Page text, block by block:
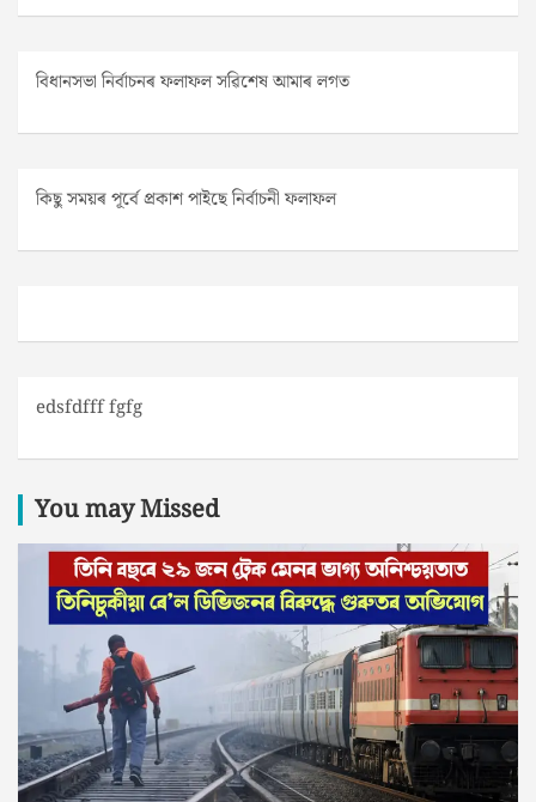
বিধানসভা নিৰ্বাচনৰ ফলাফল সৱিশেষ আমাৰ লগত
কিছু সময়ৰ পূৰ্বে প্ৰকাশ পাইছে নিৰ্বাচনী ফলাফল
edsfdfff fgfg
You may Missed